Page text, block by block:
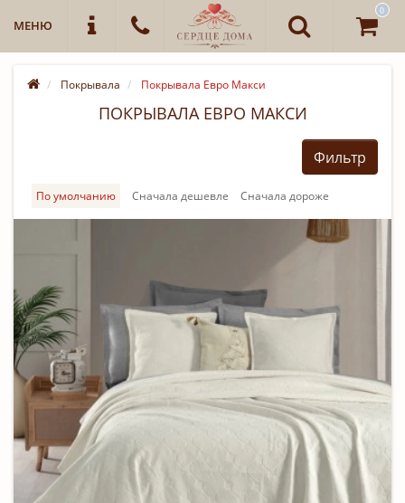
МЕНЮ
0
Покрывала Покрывала Евро Макси
ПОКРЫВАЛА ЕВРО МАКСИ
Фильтр
По умолчанию Cначала дешевле Cначала дороже